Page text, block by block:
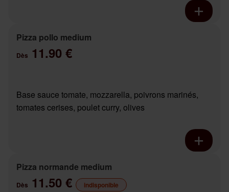
Pizza pollo medium
Dès 11.90 €
Base sauce tomate, mozzarella, poivrons marinés,
tomates cerises, poulet curry, olives
Pizza normande medium
Dès 11.50 € indisponible